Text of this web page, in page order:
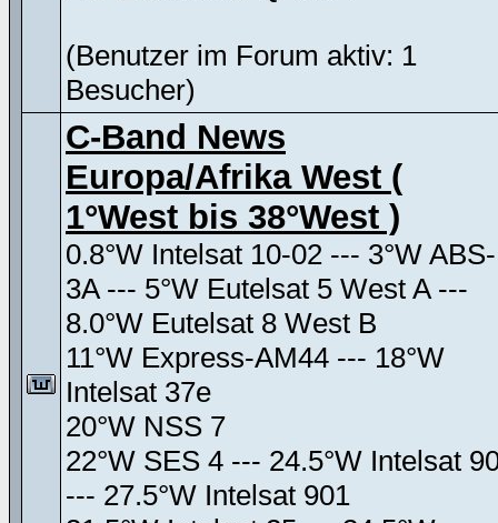
(Benutzer im Forum aktiv: 1
Besucher)
C-Band News
Europa/Afrika West (
1°West bis 38°West )
0.8°W Intelsat 10-02 --- 3°W ABS-
3A --- 5°W Eutelsat 5 West A ---
8.0°W Eutelsat 8 West B
11°W Express-AM44 --- 18°W
Intelsat 37e
20°W NSS 7
22°W SES 4 --- 24.5°W Intelsat
--- 27.5°W Intelsat 901